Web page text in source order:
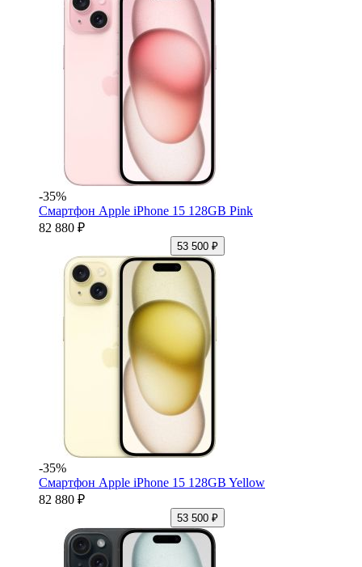
-35%
Смартфон Apple iPhone 15 128GB Pink
82 880 ₽
53 500 ₽
-35%
Смартфон Apple iPhone 15 128GB Yellow
82 880 ₽
53 500 ₽